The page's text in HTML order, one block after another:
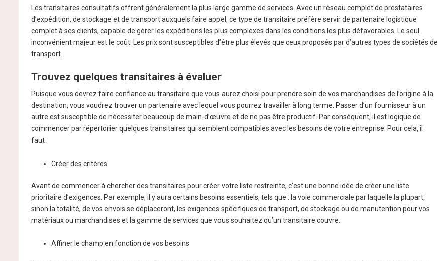
Les transitaires consultatifs offrent généralement la plus large gamme de services. Avec un réseau complet de prestataires
d’expédition, de stockage et de transport auxquels faire appel, ce type de transitaire préfère servir de partenaire logistique
complet à ses clients, capable de gérer les expéditions les plus complexes dans les conditions les plus défavorables. Le seul
inconvénient majeur est le coût. Les prix sont susceptibles d’être plus élevés que ceux proposés par d’autres types de sociétés de
transport.
Trouvez quelques transitaires à évaluer
Puisque vous devrez faire confiance au transitaire que vous aurez choisi pour prendre soin de vos marchandises de l’origine à la
destination, vous voudrez trouver un partenaire avec lequel vous pourrez travailler à long terme. Passer d’un fournisseur à un
autre est susceptible de nécessiter beaucoup de main-d’œuvre et de ne pas être productif. Par conséquent, il est logique de
commencer par répertorier quelques transitaires qui semblent compatibles avec les besoins de votre entreprise. Pour cela, il
faut :
Créer des critères
Avant de commencer à chercher des transitaires pour créer votre liste restreinte, c’est une bonne idée de créer une liste
prioritaire d’exigences. Par exemple, il y aura certains besoins essentiels, tels que : la voie commerciale par laquelle la plupart,
sinon la totalité, de vos envois se déplaceront, les exigences spécifiques de transport, de stockage ou de manutention pour vos
matériaux ou marchandises et la gamme de services que vous souhaitez qu’un transitaire couvre.
Affiner le champ en fonction de vos besoins